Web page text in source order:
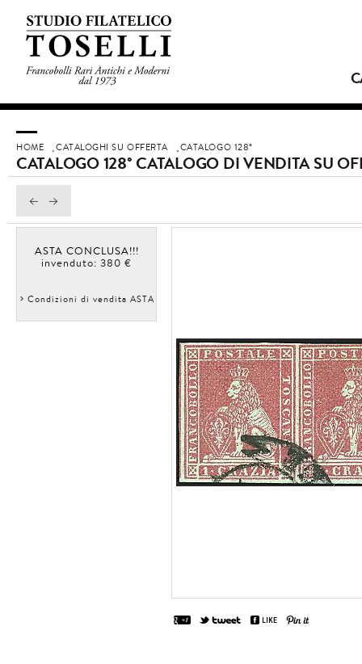
HOME CATALOGHI SU OFFERTA CATALOGO 128°
CATALOGO 128° CATALOGO DI VENDITA SU
ASTA CONCLUSA!!!
invenduto: 380 €
Condizioni di vendita ASTA